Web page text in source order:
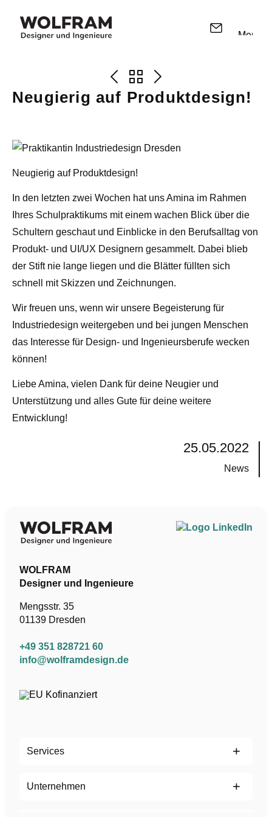
Menü
Neugierig auf Produktdesign!
Neugierig auf Produktdesign!
In den letzten zwei Wochen hat uns Amina im Rahmen
Ihres Schulpraktikums mit einem wachen Blick über die
Schultern geschaut und Einblicke in den Berufsalltag von
Produkt- und UI/UX Designern gesammelt. Dabei blieb
der Stift nie lange liegen und die Blätter füllten sich
schnell mit Skizzen und Zeichnungen.
Wir freuen uns, wenn wir unsere Begeisterung für
Industriedesign weitergeben und bei jungen Menschen
das Interesse für Design- und Ingenieursberufe wecken
können!
Liebe Amina, vielen Dank für deine Neugier und
Unterstützung und alles Gute für deine weitere
Entwicklung!
25.05.2022
News
WOLFRAM
Designer und Ingenieure
Mengsstr. 35
01139 Dresden
+49 351 828721 60
info@wolframdesign.de
Services
Unternehmen